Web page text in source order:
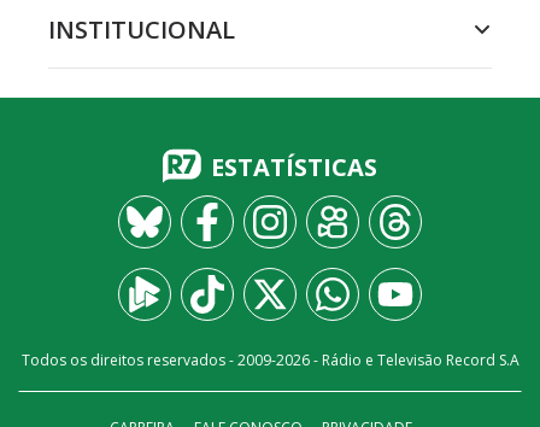
INSTITUCIONAL
ESTATÍSTICAS
Todos os direitos reservados - 2009-2026- Rádio e Televisão Record S.A